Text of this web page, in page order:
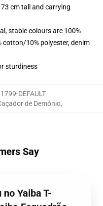
cm tall and carrying
stable colours are 100%
cotton/10% polyester, denim
sturdiness
DEFAULT
de Demónio,
Say
Yaiba T-